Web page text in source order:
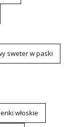
sweter w paski
włoskie